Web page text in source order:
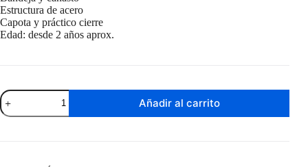
Estructura de acero
Capota y práctico cierre
Edad: desde 2 años aprox.
Coche
De
Muñecas
Añadir al carrito